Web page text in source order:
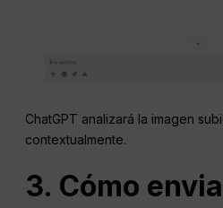
ChatGPT analizará la imagen
contextualmente.
3. Cómo